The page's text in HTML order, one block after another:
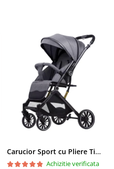
Carucior Sport cu Pliere Tip Troller si Maner Reversibil - Gri
Achizitie verificata